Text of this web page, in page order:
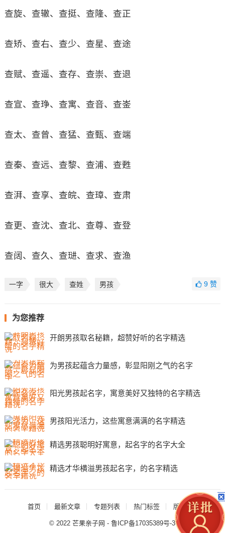
查旋、查辙、查挺、查隆、查正
查矫、查右、查少、查星、查途
查赋、查遥、查存、查崇、查退
查宣、查琤、查寓、查音、查崟
查太、查曾、查猛、查甄、查端
查秦、查远、查黎、查浦、查甦
查湃、查享、查皖、查璋、查肃
查更、查沈、查北、查尊、查登
查阔、查久、查琎、查求、查渔
一字 很大 查姓 男孩 9赞
为您推荐
开朗男孩取名秘籍，超赞好听的名字精选
为男孩起蕴含力量感，彰显阳刚之气的名字
阳光男孩起名字，寓意美好又独特的名字精选
男孩阳光活力，这些寓意满满的名字精选
精选男孩聪明好寓意，起名字的名字大全
精选才华横溢男孩起名字，的名字精选
首页 最新文章 专题列表 热门标签 版权声明
© 2022芒果亲子网 -鲁ICP备17035389号-3